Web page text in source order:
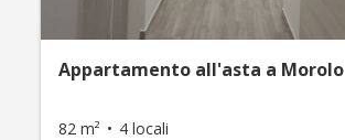
Appartamento all'asta a Morolo
82 m² 4 locali